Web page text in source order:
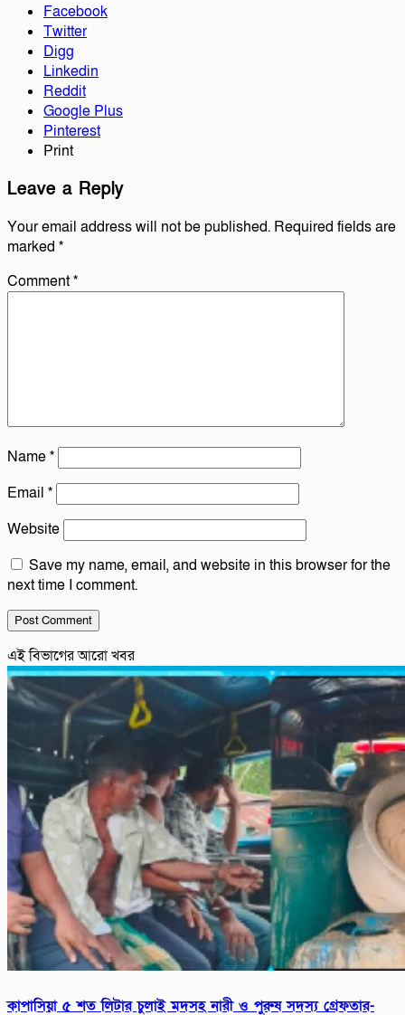
Facebook
Twitter
Digg
Linkedin
Reddit
Google Plus
Pinterest
Print
Leave a Reply
Your email address will not be published. Required fields are
marked *
Comment*
Name*
Email *
Website
Save my name, email, and website in this browser for the
next time I comment.
এই বিভাগের আরো খবর
কাপাসিয়া ৫ শত লিটার চুলাই মদসহ নারী ও পুরুষ সদস্য গ্রেফতার-